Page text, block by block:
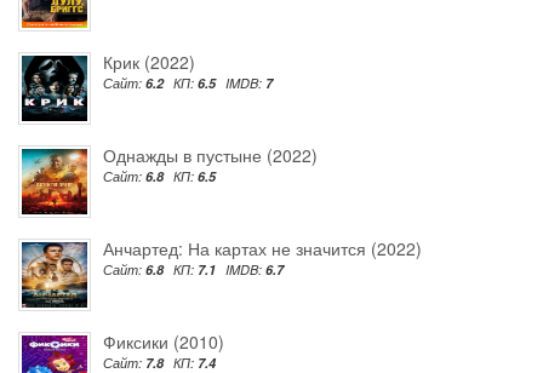
Крик (2022)
Сайт: 6.2 КП: 6.5 IMDB: 7
Однажды в пустыне (2022)
Сайт: 6.8 КП: 6.5
Анчартед: На картах не значится (2022)
Сайт: 6.8 КП: 7.1 IMDB: 6.7
Фиксики (2010)
Сайт: 7.8 КП: 7.4